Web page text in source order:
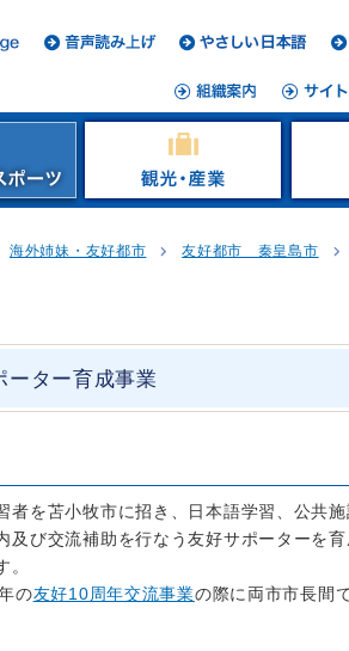
海外姉妹・友好都市
友好都市 秦皇島市
ーター育成事業
者を苫小牧市に招き、日本語学習、公共
及び交流補助を行なう友好サポーターを
。
の友好10周年交流事業の際に両市市長間